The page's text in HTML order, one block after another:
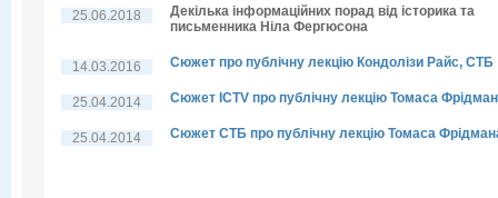
25.06.2018
Декілька інформаційних порад від історика та
письменника Ніла Фергюсона
14.03.2016 Сюжет про публічну лекцію Кондолізи Райс, СТБ
25.04.2014 Сюжет ICTV про публічну лекцію Томаса
25.04.2014 Сюжет СТБ про публічну лекцію Томаса